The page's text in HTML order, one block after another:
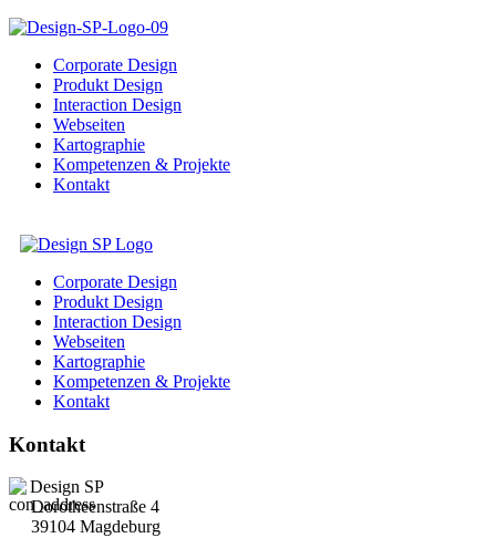
Corporate Design
Produkt Design
Interaction Design
Webseiten
Kartographie
Kompetenzen & Projekte
Kontakt
Corporate Design
Produkt Design
Interaction Design
Webseiten
Kartographie
Kompetenzen & Projekte
Kontakt
Kontakt
Design SP
Dorotheenstraße 4
39104 Magdeburg